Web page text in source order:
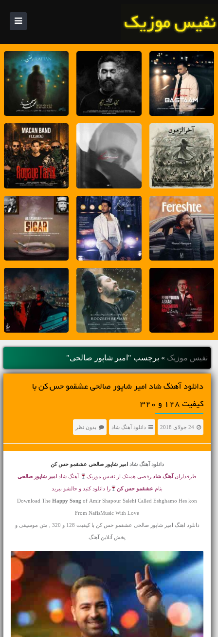
نفیس موزیک » برچسب "امیر شاپور صالحی"
دانلود آهنگ شاد امیر شاپور صالحی عشقمو حس کن با
کیفیت 128 و 320
24 جولای 2018 دانلود آهنگ شاد بدون نظر
دانلود آهنگ شاد امیر شاپور صالحی عشقمو حس کن
طرفداران آهنگ شاد رقصی همینک از نفیس موزیک آهنگ شاد امیر شاپور صالحی
بنام عشقمو حس کن را دانلود کنید و حالشو ببرید
Download TheHappy Song of Amir Shapour Salehi Called Eshghamo Hes kon
From NafisMusic With Love
دانلود اهنگ امیر شاپور صالحی عشقمو حس کن با کیفیت 128 و 320 , متن موسیقی و
پخش آنلاین آهنگ